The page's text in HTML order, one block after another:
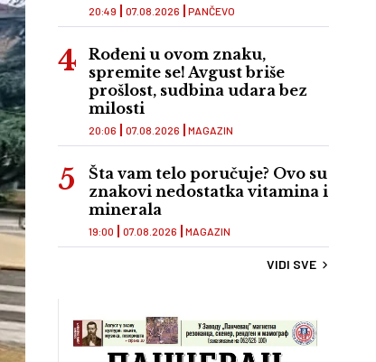
PANČEVO
20:49 07.08.2026
Rođeni u ovom znaku,
spremite se! Avgust briše
prošlost, sudbina udara bez
milosti
MAGAZIN
20:06 07.08.2026
Šta vam telo poručuje? Ovo su
znakovi nedostatka vitamina i
minerala
MAGAZIN
19:00 07.08.2026
VIDI SVE